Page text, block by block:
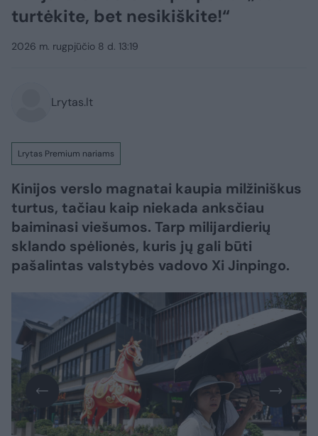
turtėkite, bet nesikiškite!“
2026 m. rugpjūčio 8 d. 13:19
Lrytas.lt
Lrytas Premium nariams
Kinijos verslo magnatai kaupia milžiniškus
turtus, tačiau kaip niekada anksčiau
baiminasi viešumos. Tarp milijardierių
sklando spėlionės, kuris jų gali būti
pašalintas valstybės vadovo Xi Jinpingo.